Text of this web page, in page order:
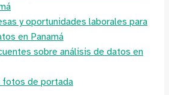
y oportunidades laborales para
en Panamá
sobre análisis de datos en
fotos de portada